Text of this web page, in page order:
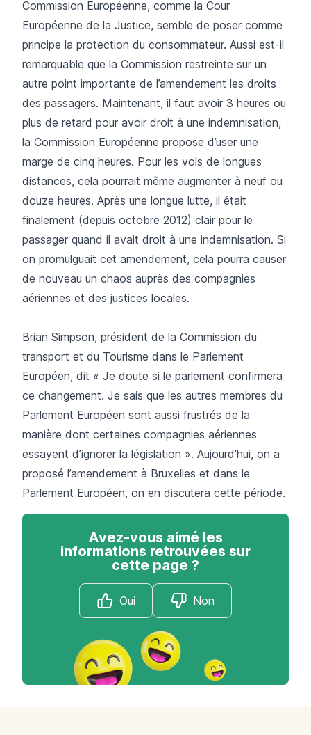
Commission Européenne, comme la Cour
Européenne de la Justice, semble de poser comme
principe la protection du consommateur. Aussi est-il
remarquable que la Commission restreinte sur un
autre point importante de l’amendement les droits
des passagers. Maintenant, il faut avoir 3 heures ou
plus de retard pour avoir droit à une indemnisation,
la Commission Européenne propose d’user une
marge de cinq heures. Pour les vols de longues
distances, cela pourrait même augmenter à neuf ou
douze heures. Après une longue lutte, il était
finalement (depuis octobre 2012) clair pour le
passager quand il avait droit à une indemnisation. Si
on promulguait cet amendement, cela pourra causer
de nouveau un chaos auprès des compagnies
aériennes et des justices locales.
Brian Simpson, président de la Commission du
transport et du Tourisme dans le Parlement
Européen, dit « Je doute si le parlement confirmera
ce changement. Je sais que les autres membres du
Parlement Européen sont aussi frustrés de la
manière dont certaines compagnies aériennes
essayent d’ignorer la législation ». Aujourd'hui, on a
proposé l’amendement à Bruxelles et dans le
Parlement Européen, on en discutera cette période.
Avez-vous aimé les
informations retrouvées sur
cette page ?
Oui Non